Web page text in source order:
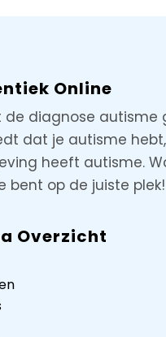
Online
de diagnose autisme
dat je autisme
heeft autisme.
bent op de juiste plek!
Overzicht